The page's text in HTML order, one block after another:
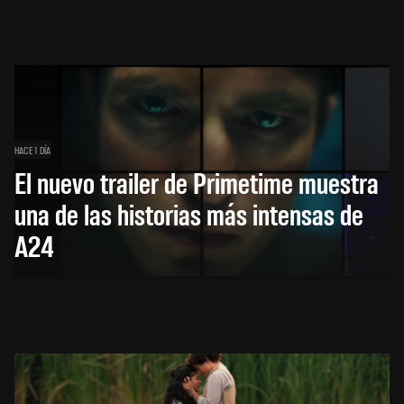
HACE 1 DÍA
El nuevo trailer de Primetime muestra
una de las historias más intensas de
A24